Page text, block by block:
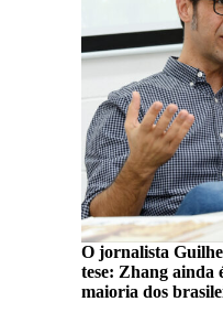
O jornalista
tese: Zhang ainda
maioria dos